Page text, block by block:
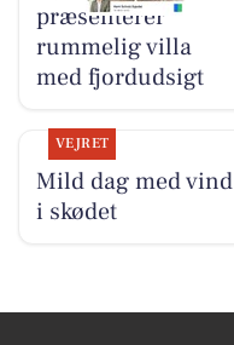
præsenterer
rummelig villa
med fjordudsigt
VEJRET
Mild dag med vind
i skødet